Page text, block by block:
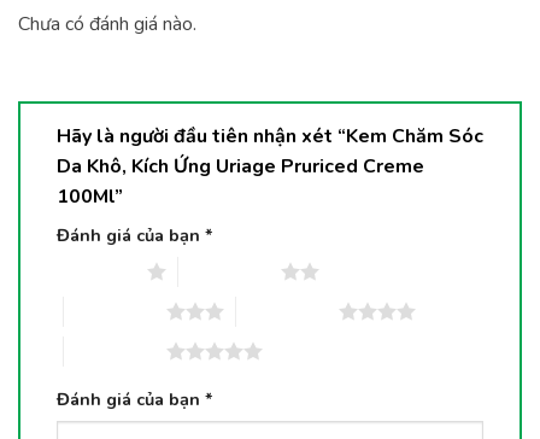
Chưa có đánh giá nào.
Hãy là người đầu tiên nhận xét “Kem Chăm Sóc
Da Khô, Kích Ứng Uriage Pruriced Creme
100Ml”
Đánh giá của bạn *
Đánh giá của bạn *